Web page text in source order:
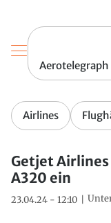
Airlines
Getjet
A320 ein
23.04.24 - 12:10